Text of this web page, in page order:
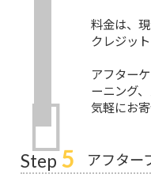
料金は、
クレジッ
アフター
ーニング
気軽にお
Step 5 アフター